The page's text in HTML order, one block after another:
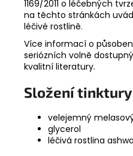
1169/2011 o léčebných
na těchto stránkách
léčivé rostlině.
Více informací o
seriózních volně
kvalitní literatury.
Složení
velejemný
glycerol
léčivá rostlina